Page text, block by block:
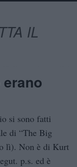
IL
si sono fatti
di “The Big
lì). Non è di Kurt
p.s. ed è